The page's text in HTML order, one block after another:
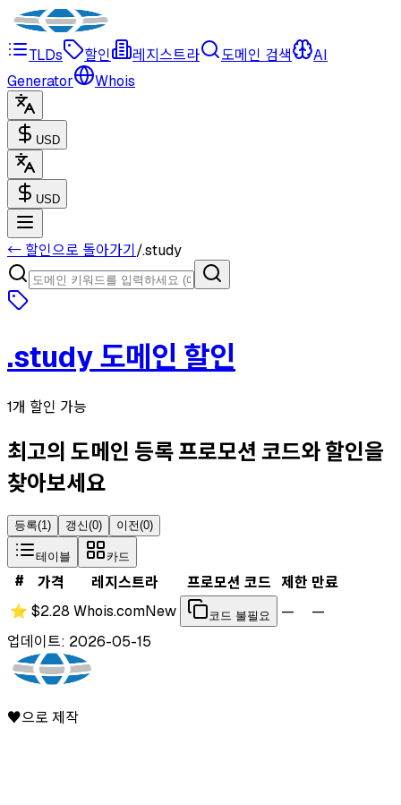
TLDs 할인 레지스트라 도메인 검색
AI
Generator
Whois
USD
USD
← 할인으로 돌아가기 /.study
.study도메인 할인
1개 할인 가능
최고의 도메인 등록 프로모션 코드와 할인을
찾아보세요
등록(1) 갱신(0) 이전(0)
테이블 카드
# 가격 레지스트라 프로모션 코드 제한 만료
⭐ $2.28 Whois.comNew 코드 불필요 —
—
업데이트: 2026-05-15
♥으로 제작